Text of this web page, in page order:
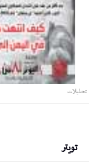
تحليلات
تويتر